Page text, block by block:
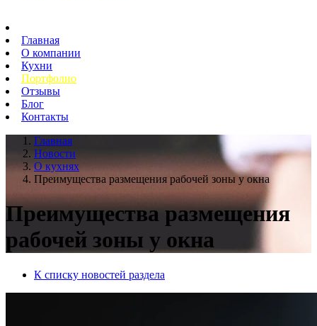
Главная
О компании
Кухни
Портфолио
Отзывы
Блог
Контакты
Главная
Новости
О кухнях
Преимущества размещения рабочей зоны у окна
Преимущества размещения
рабочей зоны у окна
К списку новостей раздела